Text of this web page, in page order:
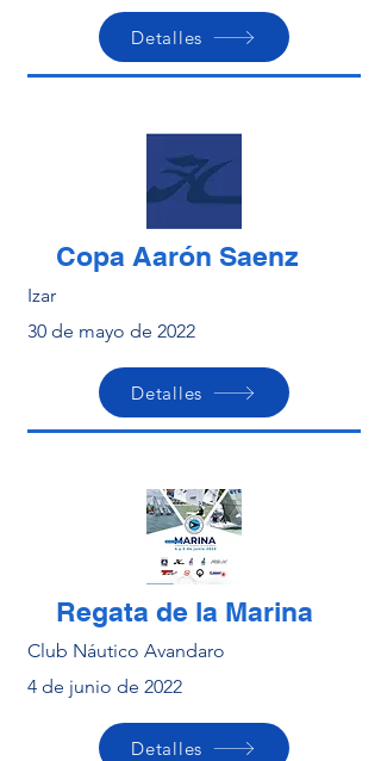
Detalles
Copa Aarón Saenz
Izar
30 de mayo de 2022
Detalles
Regata de la Marina
Club Náutico Avandaro
4 de junio de 2022
Detalles